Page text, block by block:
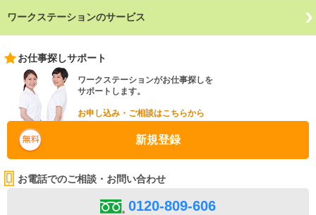
ワークステーションのサービス
お仕事探しサポート
ワークステーションがお仕事探しを
サポートします。
お申し込み・ご相談はこちらから
新規登録
お電話でのご相談・お問い合わせ
0120-809-606